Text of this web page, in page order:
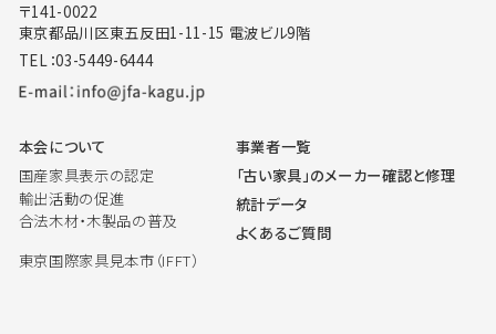
〒141-0022
東京都品川区東五反田1-11-15 電波ビル9階
TEL：03-5449-6444
本会について
国産家具表示の認定
輸出活動の促進
合法木材・木製品の普及
東京国際家具見本市（IFFT）
事業者一覧
「古い家具」のメーカー確認と修理
統計データ
よくあるご質問